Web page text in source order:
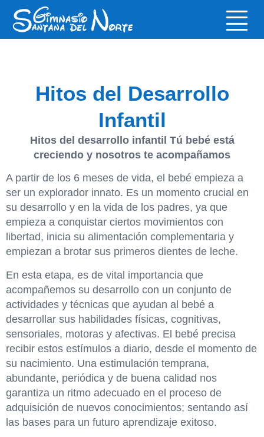
Hitos del Desarrollo
Infantil
Hitos del desarrollo infantil Tú bebé está
creciendo y nosotros te acompañamos
A partir de los 6 meses de vida, el bebé empieza a
ser un explorador innato. Es un momento crucial en
su desarrollo y en la vida de los padres, ya que
empieza a conquistar ciertos movimientos con
libertad, inicia su alimentación complementaria y
empiezan a brotar sus primeros dientes de leche.
En esta etapa, es de vital importancia que
acompañemos su desarrollo con un conjunto de
actividades y técnicas que ayudan al bebé a
desarrollar sus habilidades físicas, cognitivas,
sensoriales, motoras y afectivas. El bebé precisa
recibir estos estímulos a diario, desde el momento de
su nacimiento. Una estimulación temprana,
abundante, periódica y de buena calidad nos
garantiza un ritmo adecuado en el proceso de
adquisición de nuevos conocimientos; sentando así
las bases para un futuro aprendizaje exitoso.